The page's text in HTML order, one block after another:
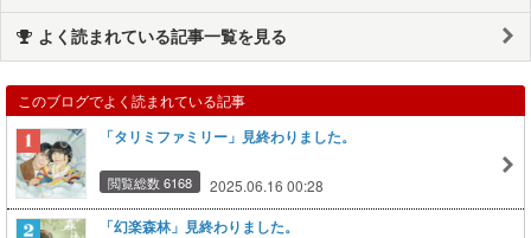
よく読まれている記事一覧を見る
このブログでよく読まれている記事
「タリミファミリー」見終わりました。
閲覧総数 6168 2025.06.16 00:28
「幻楽森林」見終わりました。